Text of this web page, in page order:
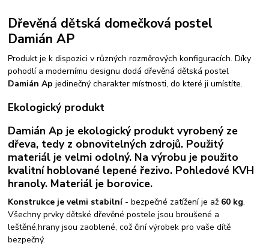
Dřevěná dětská domečková postel
Damián AP
Produkt je k dispozici v různých rozměrových konfiguracích. Díky
pohodlí a modernímu designu dodá dřevěná dětská postel
Damián Ap jedinečný charakter místnosti, do které ji umístíte.
Ekologický produkt
Damián Ap je ekologický produkt vyrobený ze
dřeva, tedy z obnovitelných zdrojů. Použitý
materiál je velmi odolný. Na výrobu je použito
kvalitní hoblované lepené řezivo. Pohledové KVH
hranoly. Materiál je borovice.
Konstrukce je velmi stabilní - bezpečné zatížení je až 60 kg.
Všechny prvky dětské dřevěné postele jsou broušené a
leštěné,hrany jsou zaoblené, což činí výrobek pro vaše dítě
bezpečný.